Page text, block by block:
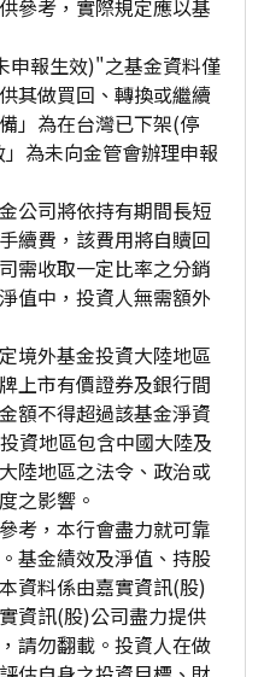
參考，實際規定應以基
報生效)"之基金資料僅
其做買回、轉換或繼續
」為在台灣已下架(停
為未向金管會辦理申報
公司將依持有期間長短
續費，該費用將自贖回
需收取一定比率之分銷
值中，投資人無需額外
境外基金投資大陸地區
上市有價證券及銀行間
額不得超過該基金淨資
資地區包含中國大陸及
陸地區之法令、政治或
之影響。
考，本行會盡力就可靠
基金績效及淨值、持股
資料係由嘉實資訊(股)
資訊(股)公司盡力提供
請勿翻載。投資人在做